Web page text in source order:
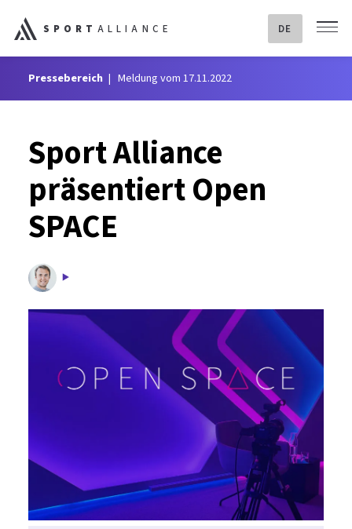
SPORT ALLIANCE DE
Pressebereich Meldung vom 17.11.2022
Sport Alliance
präsentiert Open
SPACE